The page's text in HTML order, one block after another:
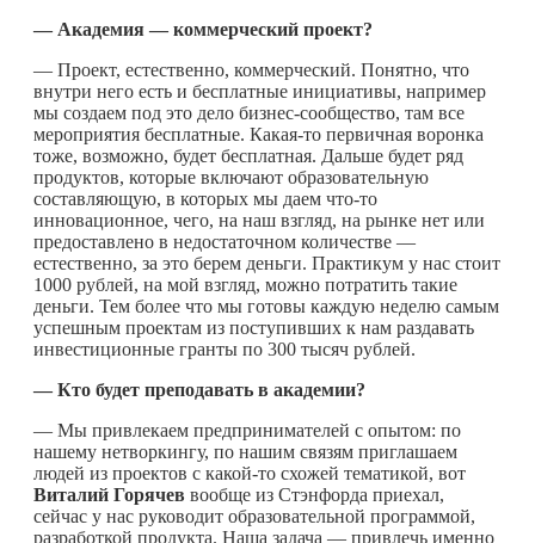
— Академия — коммерческий проект?
— Проект, естественно, коммерческий. Понятно, что
внутри него есть и бесплатные инициативы, например
мы создаем под это дело бизнес-сообщество, там все
мероприятия бесплатные. Какая-то первичная воронка
тоже, возможно, будет бесплатная. Дальше будет ряд
продуктов, которые включают образовательную
составляющую, в которых мы даем что-то
инновационное, чего, на наш взгляд, на рынке нет или
предоставлено в недостаточном количестве —
естественно, за это берем деньги. Практикум у нас стоит
1000 рублей, на мой взгляд, можно потратить такие
деньги. Тем более что мы готовы каждую неделю самым
успешным проектам из поступивших к нам раздавать
инвестиционные гранты по 300 тысяч рублей.
— Кто будет преподавать в академии?
— Мы привлекаем предпринимателей с опытом: по
нашему нетворкингу, по нашим связям приглашаем
людей из проектов с какой-то схожей тематикой, вот
Виталий Горячев вообще из Стэнфорда приехал,
сейчас у нас руководит образовательной программой,
разработкой продукта. Наша задача — привлечь именно